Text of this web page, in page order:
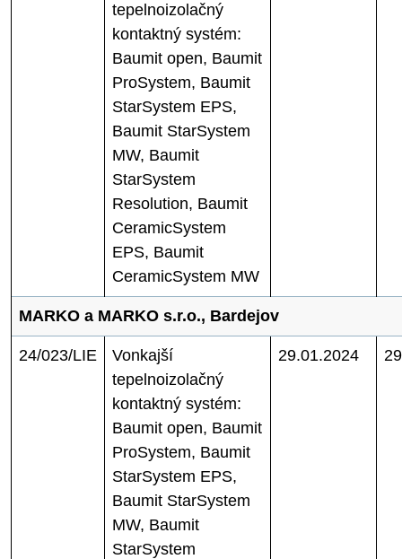
tepelnoizolačný
kontaktný systém:
Baumit open, Baumit
ProSystem, Baumit
StarSystem EPS,
Baumit StarSystem
MW, Baumit
StarSystem
Resolution, Baumit
CeramicSystem
EPS, Baumit
CeramicSystem MW
MARKO a MARKO s.r.o., Bardejov
24/023/LIE
Vonkajší
tepelnoizolačný
kontaktný systém:
Baumit open, Baumit
ProSystem, Baumit
StarSystem EPS,
Baumit StarSystem
MW, Baumit
StarSystem
29.01.2024